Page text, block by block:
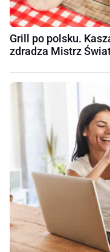
Grill po polsku.
zdradza Mistrz